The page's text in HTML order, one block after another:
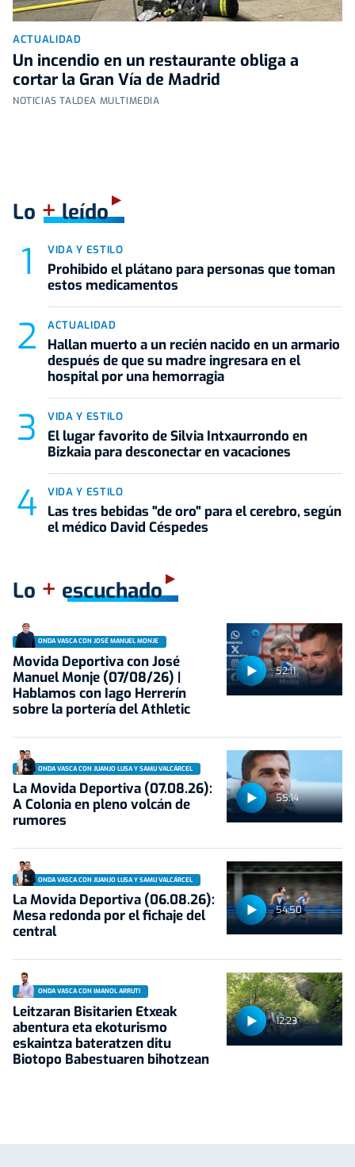
ACTUALIDAD
Un incendio en un restaurante obliga a
cortar la Gran Vía de Madrid
NOTICIAS TALDEA MULTIMEDIA
Lo +leído
VIDA Y ESTILO
Prohibido el plátano para personas que toman
estos medicamentos
ACTUALIDAD
Hallan muerto a un recién nacido en un armario
después de que su madre ingresara en el
hospital por una hemorragia
VIDA Y ESTILO
El lugar favorito de Silvia Intxaurrondo en
Bizkaia para desconectar en vacaciones
VIDA Y ESTILO
Las tres bebidas "de oro" para el cerebro, según
el médico David Céspedes
Lo + escuchado
52:11
ONDA VASCA CON JOSÉ MANUEL MONJE
Movida Deportiva con José
Manuel Monje (07/08/26) |
Hablamos con Iago Herrerín
sobre la portería del Athletic
55:14
ONDA VASCA CON JUANJO LUSA Y SAMU VALCÁRCEL
La Movida Deportiva (07.08.26):
A Colonia en pleno volcán de
rumores
54:50
ONDA VASCA CON JUANJO LUSA Y SAMU VALCÁRCEL
La Movida Deportiva (06.08.26):
Mesa redonda por el fichaje del
central
12:23
ONDA VASCA CON IMANOL ARRUTI
Leitzaran Bisitarien Etxeak
abentura eta ekoturismo
eskaintza bateratzen ditu
Biotopo Babestuaren bihotzean